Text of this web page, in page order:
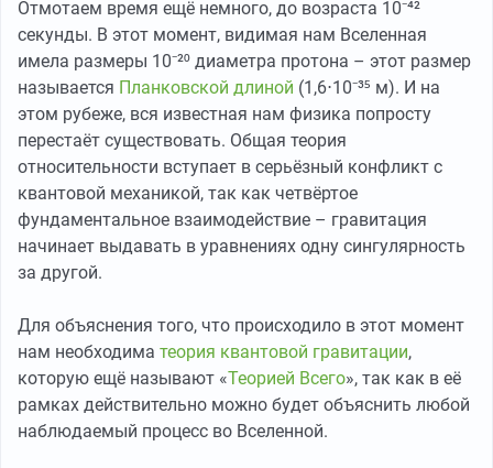
Отмотаем время ещё немного, до возраста 10⁻⁴²
секунды. В этот момент, видимая нам Вселенная
имела размеры 10⁻²⁰ диаметра протона – этот размер
называется Планковской длиной (1,6⋅10⁻³⁵ м). И на
этом рубеже, вся известная нам физика попросту
перестаёт существовать. Общая теория
относительности вступает в серьёзный конфликт с
квантовой механикой, так как четвёртое
фундаментальное взаимодействие – гравитация
начинает выдавать в уравнениях одну сингулярность
за другой.
Для объяснения того, что происходило в этот момент
нам необходима теория квантовой гравитации,
которую ещё называют «Теорией Всего», так как в её
рамках действительно можно будет объяснить любой
наблюдаемый процесс во Вселенной.